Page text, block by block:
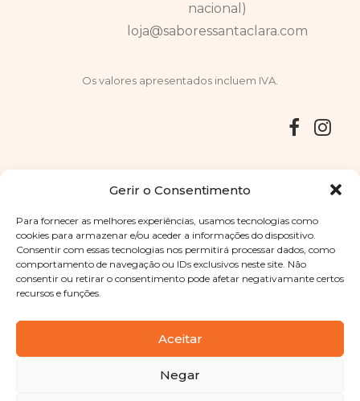
Gerir o Consentimento
Para fornecer as melhores experiências, usamos tecnologias como
cookies para armazenar e/ou aceder a informações do dispositivo.
Consentir com essas tecnologias nos permitirá processar dados, como
comportamento de navegação ou IDs exclusivos neste site. Não
consentir ou retirar o consentimento pode afetar negativamante certos
recursos e funções.
Aceitar
Negar
nacional)
loja@saboressantaclara.com
Os valores apresentados incluem IVA.
Copyright © 2025 Sabores Santa Clara
. Todos os direitos
reservadosPolítica de Privacidade |Termos e condições
Designed byShift Your Branding Agency